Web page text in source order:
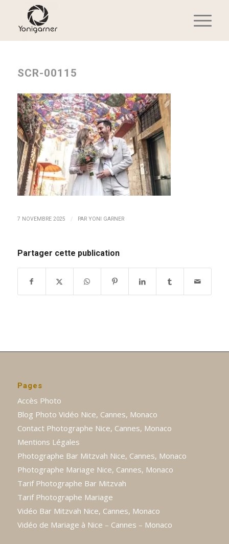
SCR-00115
7 NOVEMBRE 2025 / PAR YONI GARNER
Partager cette publication
Pages
Accès Photo
Blog Photo Vidéo Nice, Cannes, Monaco
Contact Photographe Nice, Cannes, Monaco
Mentions Légales
Photographe Bar Mitzvah Nice, Cannes, Monaco
Photographe Mariage Nice, Cannes, Monaco
Tarif Photographe Bar Mitzvah
Tarif Photographe Mariage
Vidéo Bar Mitzvah Nice, Cannes, Monaco
Vidéo de Mariage à Nice – Cannes – Monaco